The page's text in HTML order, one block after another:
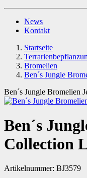
News
Kontakt
Startseite
Bromelien
Ben´s Jungle
Ben´s Jungle Bromelien
Ben´s
Collection
Artikelnummer: BJ3579